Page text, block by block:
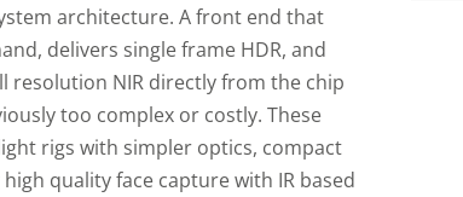
architecture. A front end that
delivers single frame HDR, and
resolution NIR directly from the chip
too complex or costly. These
rigs with simpler optics, compact
quality face capture with IR based